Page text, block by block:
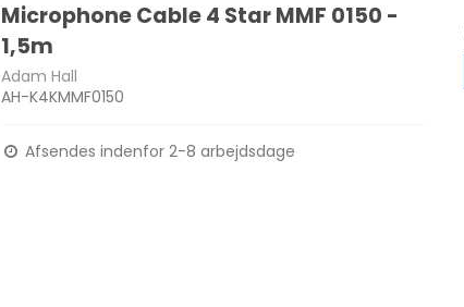
Microphone Cable 4 Star MMF 0150 -
1,5m
Adam Hall
AH-K4KMMF0150
Afsendes indenfor 2-8 arbejdsdage